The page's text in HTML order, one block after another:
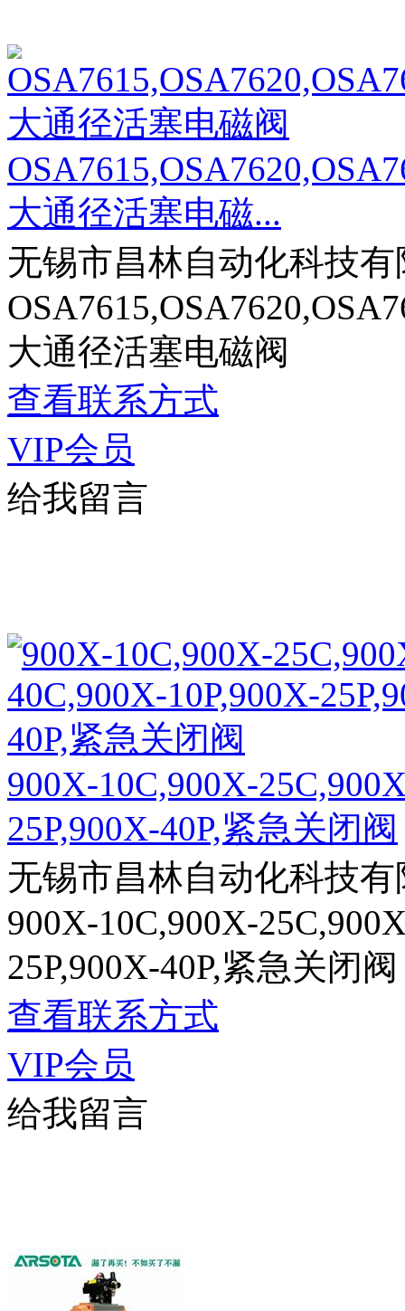
大通径活塞电磁...
无锡市昌林自动化科技有
大通径活塞电磁阀
查看联系方式
VIP会员
给我留言
900X-10C,900X-
25P,900X-40P,紧急关闭阀
无锡市昌林自动化科技有
900X-10C,900X-
25P,900X-40P,紧急关闭阀
查看联系方式
VIP会员
给我留言